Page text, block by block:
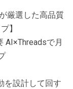
厳選した高品質
】
AI×Threadsで月
を設計して回す